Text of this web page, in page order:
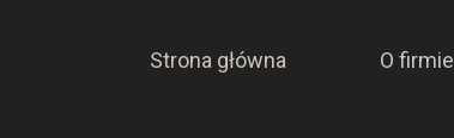
Strona główna O firmie